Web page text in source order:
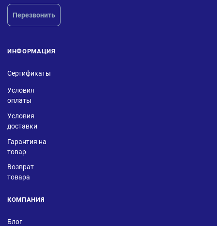
Перезвонить
ИНФОРМАЦИЯ
Сертификаты
Условия
оплаты
Условия
доставки
Гарантия на
товар
Возврат
товара
КОМПАНИЯ
Блог